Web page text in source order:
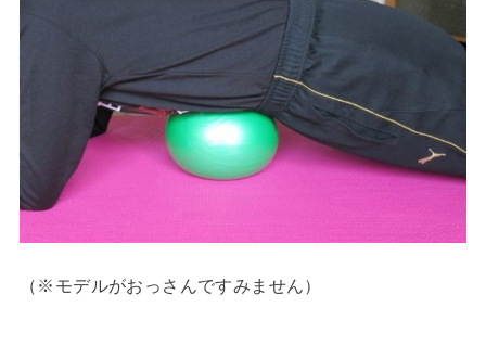
（※モデルがおっさんですみません）